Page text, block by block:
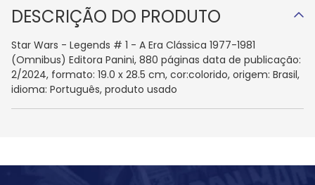
DESCRIÇÃO DO PRODUTO
Star Wars - Legends # 1 - A Era Clássica 1977-1981
(Omnibus) Editora Panini, 880 páginas data de publicação:
2/2024, formato: 19.0 x 28.5 cm, cor:colorido, origem: Brasil,
idioma: Português, produto usado